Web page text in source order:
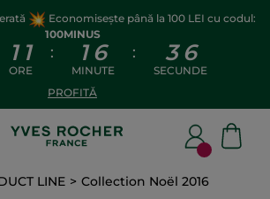
Economisește până la 100 LEI cu codul:
100MINUS
1 1
ORE
: 1 6
MINUTE
: 3 6
SECUNDE
PROFITĂ
LINE Collection Noël 2016